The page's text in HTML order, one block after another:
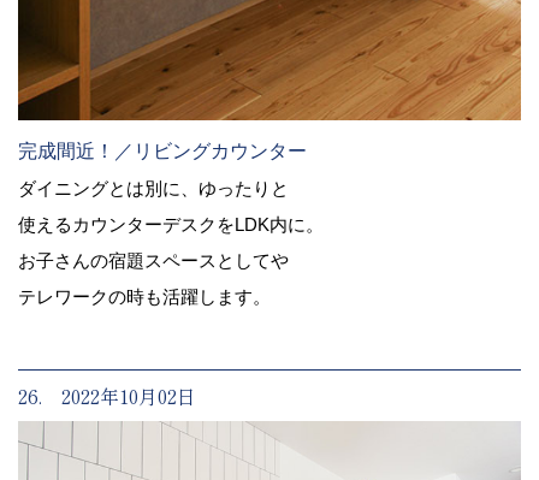
完成間近！／リビングカウンター
ダイニングとは別に、ゆったりと
使えるカウンターデスクをLDK内に。
お子さんの宿題スペースとしてや
テレワークの時も活躍します。
26. 2022年10月02日